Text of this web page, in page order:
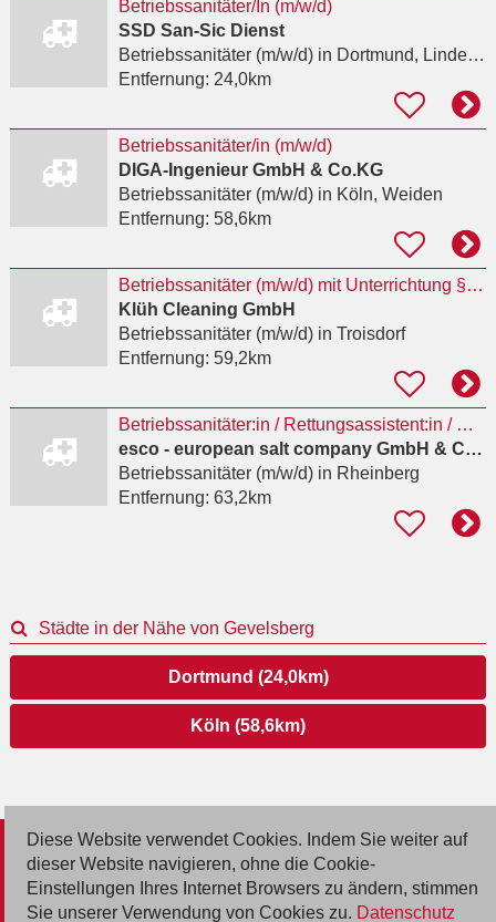
Betriebssanitäter/In (m/w/d)
SSD San-Sic Dienst
Betriebssanitäter (m/w/d)in Dortmund, Lindenhorst
Entfernung: 24,0km
Betriebssanitäter/in (m/w/d)
DIGA-Ingenieur GmbH & Co.KG
Betriebssanitäter (m/w/d)in Köln, Weiden
Entfernung: 58,6km
Betriebssanitäter (m/w/d) mit Unterrichtung §34a GewO (Vollzeit/Teilzeit) - Troisdorf
Klüh Cleaning GmbH
Betriebssanitäter (m/w/d)in Troisdorf
Entfernung: 59,2km
Betriebssanitäter:in / Rettungsassistent:in / Rettungssanitäter:in Teilzeit / Vollzeit als
esco - european salt company GmbH & Co.KG
Betriebssanitäter (m/w/d)in Rheinberg
Entfernung: 63,2km
Städte in der Nähe von Gevelsberg
Dortmund (24,0km)
Köln (58,6km)
© 2026 Deutsche Jobmarkt GmbH
Inserieren
Diese Website verwendet Cookies. Indem Sie weiter auf
dieser Website navigieren, ohne die Cookie-
Einstellungen Ihres Internet Browsers zu ändern, stimmen
Sie unserer Verwendung von Cookies zu. Datenschutz